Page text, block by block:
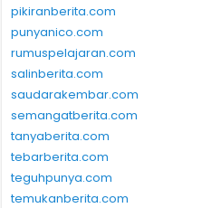
pikiranberita.com
punyanico.com
rumuspelajaran.com
salinberita.com
saudarakembar.com
semangatberita.com
tanyaberita.com
tebarberita.com
teguhpunya.com
temukanberita.com